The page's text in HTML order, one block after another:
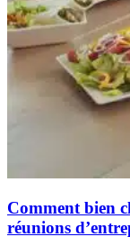
Comment bien
réunions